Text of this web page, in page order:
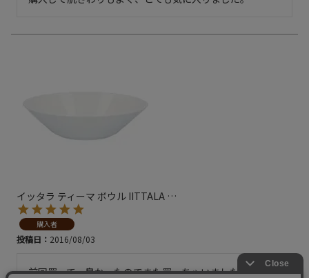
イッタラ ティーマ ボウル IITTALA …
購入者
投稿日 2016/08/03
前回買って、良かったのでまた買っちゃいました。白い色